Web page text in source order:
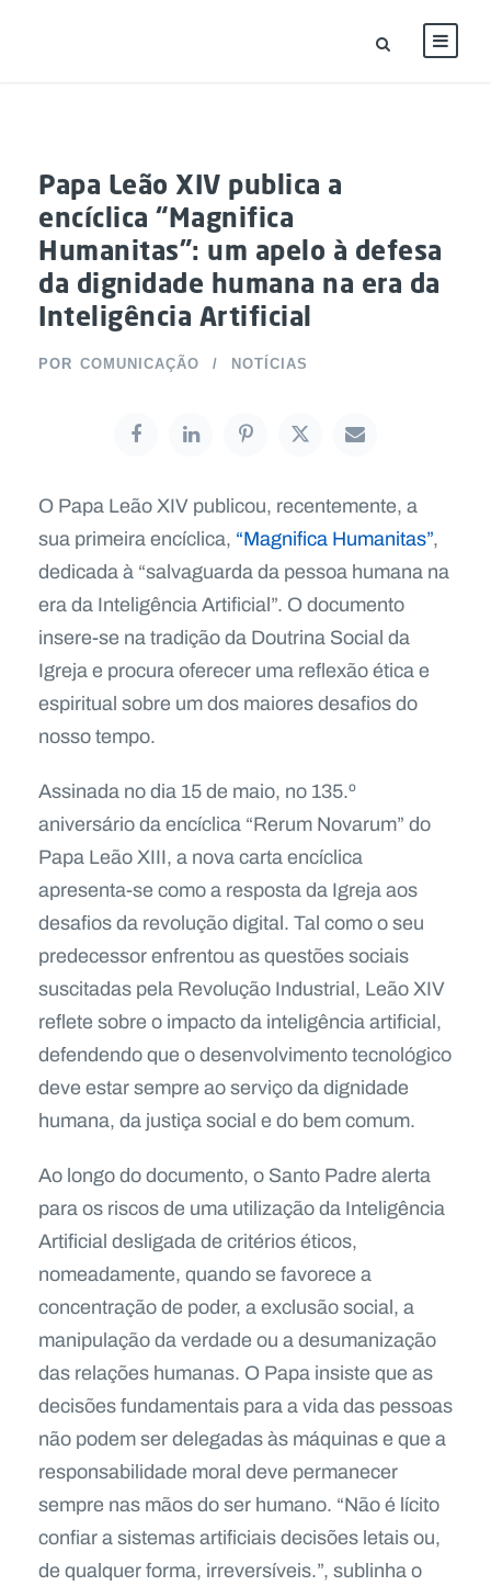
Papa Leão XIV publica a
encíclica “Magnifica
Humanitas”: um apelo à defesa
da dignidade humana na era da
Inteligência Artificial
POR COMUNICAÇÃO NOTÍCIAS
O Papa Leão XIV publicou, recentemente, a
sua primeira encíclica, “Magnifica Humanitas”,
dedicada à “salvaguarda da pessoa humana na
era da Inteligência Artificial”. O documento
insere-se na tradição da Doutrina Social da
Igreja e procura oferecer uma reflexão ética e
espiritual sobre um dos maiores desafios do
nosso tempo.
Assinada no dia 15 de maio, no 135.º
aniversário da encíclica “Rerum Novarum” do
Papa Leão XIII, a nova carta encíclica
apresenta-se como a resposta da Igreja aos
desafios da revolução digital. Tal como o seu
predecessor enfrentou as questões sociais
suscitadas pela Revolução Industrial, Leão XIV
reflete sobre o impacto da inteligência artificial,
defendendo que o desenvolvimento tecnológico
deve estar sempre ao serviço da dignidade
humana, da justiça social e do bem comum.
Ao longo do documento, o Santo Padre alerta
para os riscos de uma utilização da Inteligência
Artificial desligada de critérios éticos,
nomeadamente, quando se favorece a
concentração de poder, a exclusão social, a
manipulação da verdade ou a desumanização
das relações humanas. O Papa insiste que as
decisões fundamentais para a vida das pessoas
não podem ser delegadas às máquinas e que a
responsabilidade moral deve permanecer
sempre nas mãos do ser humano. “Não é lícito
confiar a sistemas artificiais decisões letais ou,
de qualquer forma, irreversíveis.”, sublinha o